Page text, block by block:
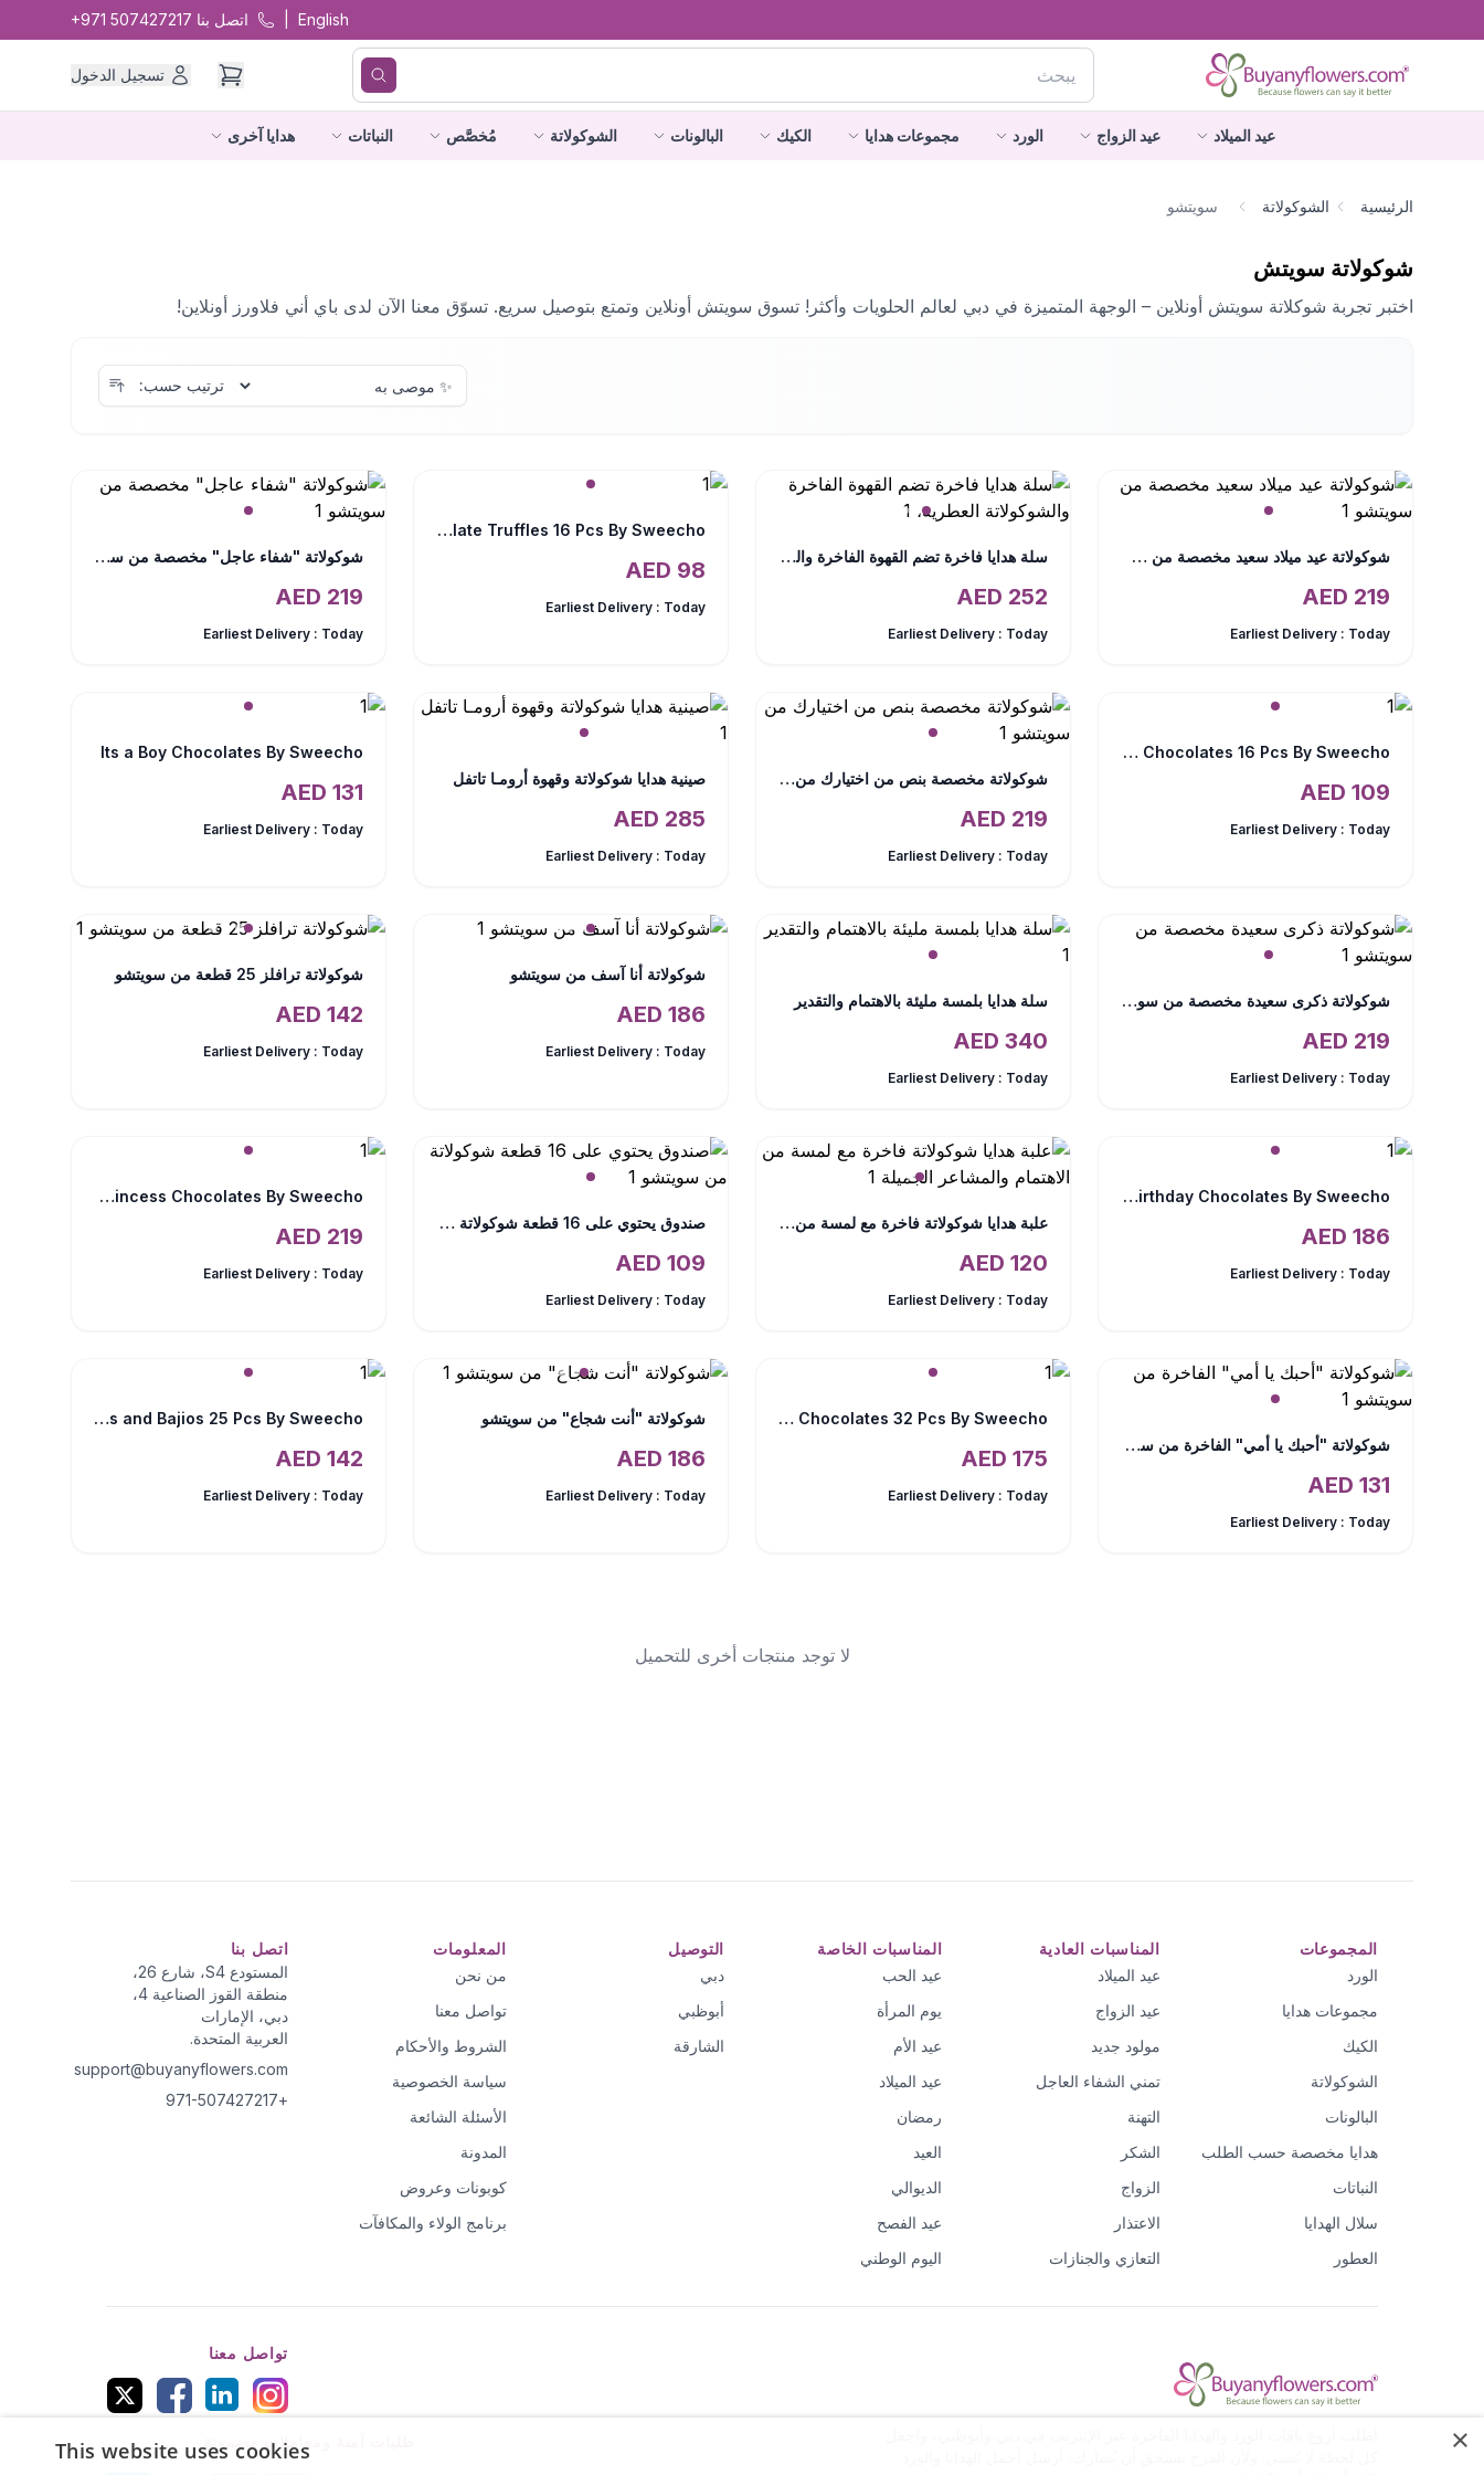
English اتصل بنا +971 507427217
تسجيل الدخول
عيد الميلاد عيد الزواج الورد مجموعات هدايا الكيك البالونات الشوكولاتة مُخصَّص النباتات هدايا آخرى
الرئيسية الشوكولاتة سويتشو
شوكولاتة سويتش
اختبر تجربة شوكلاتة سويتش أونلاين – الوجهة المتميزة في دبي لعالم الحلويات وأكثر! تسوق سويتش أونلاين وتمتع بتوصيل سريع. تسوّق معنا الآن لدى باي أني فلاورز أونلاين!
ترتيب حسب:
شوكولاتة عيد ميلاد سعيد مخصصة من سويتشو
219
Earliest Delivery : Today
‎سلة هدايا فاخرة تضم القهوة الفاخرة والشوكولاتة العطرية،
252
Earliest Delivery : Today
Chocolate Truffles 16 Pcs By Sweecho
98
Earliest Delivery : Today
شوكولاتة "شفاء عاجل" مخصصة من سويتشو
219
Earliest Delivery : Today
Shiny Chocolates 16 Pcs By Sweecho
109
Earliest Delivery : Today
شوكولاتة مخصصة بنص من اختيارك من سويتشو
219
Earliest Delivery : Today
صينية هدايا شوكولاتة وقهوة أرومـا تاتفل
285
Earliest Delivery : Today
Its a Boy Chocolates By Sweecho
131
Earliest Delivery : Today
شوكولاتة ذكرى سعيدة مخصصة من سويتشو
219
Earliest Delivery : Today
سلة هدايا بلمسة مليئة بالاهتمام والتقدير
340
Earliest Delivery : Today
شوكولاتة أنا آسف من سويتشو
186
Earliest Delivery : Today
شوكولاتة ترافلز 25 قطعة من سويتشو
142
Earliest Delivery : Today
Happy Birthday Chocolates By Sweecho
186
Earliest Delivery : Today
علبة هدايا شوكولاتة فاخرة مع لمسة من الاهتمام والمشاعر الجميلة
120
Earliest Delivery : Today
صندوق يحتوي على 16 قطعة شوكولاتة من سويتشو
109
Earliest Delivery : Today
Congrats For The Princess Chocolates By Sweecho
219
Earliest Delivery : Today
شوكولاتة "أحبك يا أمي" الفاخرة من سويتشو
131
Earliest Delivery : Today
Delight Chocolates 32 Pcs By Sweecho
175
Earliest Delivery : Today
شوكولاتة "أنت شجاع" من سويتشو
186
Earliest Delivery : Today
Chocolate Truffles and Bajios 25 Pcs By Sweecho
142
Earliest Delivery : Today
لا توجد منتجات أخرى للتحميل
المجموعات
الورد
مجموعات هدايا
الكيك
الشوكولاتة
البالونات
هدايا مخصصة حسب الطلب
النباتات
سلال الهدايا
العطور
المناسبات العادية
عيد الميلاد
عيد الزواج
مولود جديد
تمني الشفاء العاجل
التهنة
الشكر
الزواج
الاعتذار
التعازي والجنازات
المناسبات الخاصة
عيد الحب
يوم المرأة
عيد الأم
عيد الميلاد
رمضان
العيد
الديوالي
عيد الفصح
اليوم الوطني
التوصيل
دبي
أبوظبي
الشارقة
المعلومات
من نحن
تواصل معنا
الشروط والأحكام
سياسة الخصوصية
الأسئلة الشائعة
المدونة
كوبونات وعروض
برنامج الولاء والمكافآت
اتصل بنا
المستودع S4، شارع 26،
منطقة القوز الصناعية 4،
دبي، الإمارات
العربية المتحدة.
support@buyanyflowers.com
+971-507427217
تواصل معنا
طلبات آمنة ومعاملات مضمونة ×
This website uses cookies